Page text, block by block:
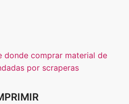
donde comprar material de
por scraperas